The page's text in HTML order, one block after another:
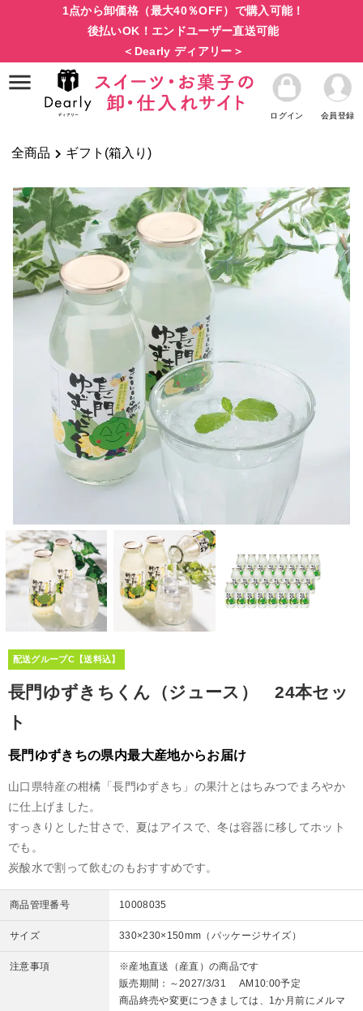
1点から卸価格（最大40％OFF）で購入可能！
後払いOK！エンドユーザー直送可能
＜Dearly ディアリー＞
ログイン 会員登録
全商品 ギフト(箱入り)
配送グループC【送料込】
長門ゆずきちくん（ジュース） 24本セッ
ト
長門ゆずきちの県内最大産地からお届け
山口県特産の柑橘「長門ゆずきち」の果汁とはちみつでまろやか
に仕上げました。
すっきりとした甘さで、夏はアイスで、冬は容器に移してホット
でも。
炭酸水で割って飲むのもおすすめです。
商品管理番号 10008035
サイズ 330×230×150mm（パッケージサイズ）
注意事項
※産地直送（産直）の商品です
販売期間：～2027/3/31 AM10:00予定
商品終売や変更につきましては、1か月前にメルマ